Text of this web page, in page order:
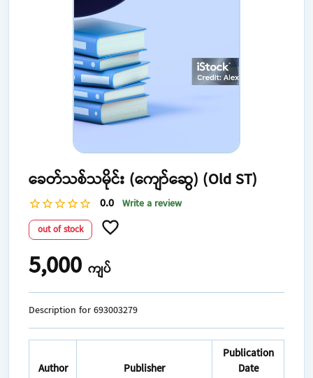
ခေတ်သစ်သမိုင်း (ကျော်ဆွေ) (Old ST)
star_border star_border star_border star_border star_border 0.0 Write a review
out of stock favorite_border
5,000 ကျပ်
Description for 693003279
Author Publisher
Publication
Date